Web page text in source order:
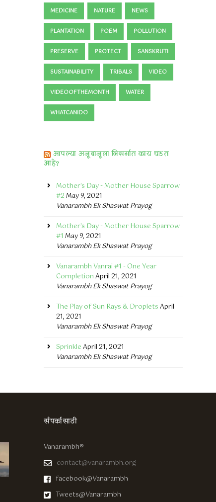
MEDICINE NATURE NEWS
PLANTATION POEM POLLUTION
PRESERVE PROTECT SANSKRUTI
SUSTAINABILITY TRIBALS VIDEO
VIDEOOFTHEMONTH WATER
WHATCANIDO
आपल्या अजूबाजूला निसर्गात काय घडत
आहे?
Mother's Day - Mother House Sparrow
#2May 9, 2021
Vanarambh Ek Shaswat Prayog
Mother's Day - Mother House Sparrow
#1 May 9, 2021
Vanarambh Ek Shaswat Prayog
Vanarambh Vanrai #1 - One Year
CompletionApril 21, 2021
Vanarambh Ek Shaswat Prayog
The Play of Sun Rays & DropletsApril
21, 2021
Vanarambh Ek Shaswat Prayog
SprinkleApril 21, 2021
Vanarambh Ek Shaswat Prayog
संपर्कासाठी
Vanarambh®
contact@vanarambh.org
facebook@Vanarambh
Tweets@Vanarambh